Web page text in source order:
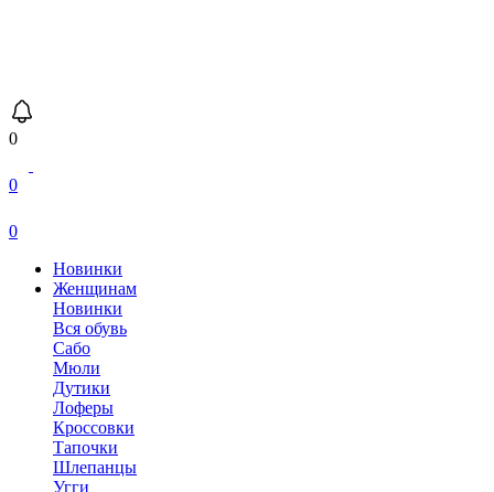
0
0
0
Новинки
Женщинам
Новинки
Вся обувь
Сабо
Мюли
Дутики
Лоферы
Кроссовки
Тапочки
Шлепанцы
Угги